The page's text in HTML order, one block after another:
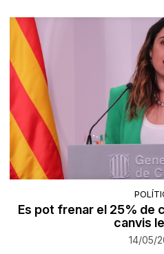
Es pot frenar el 25% de
canvis
14/05/